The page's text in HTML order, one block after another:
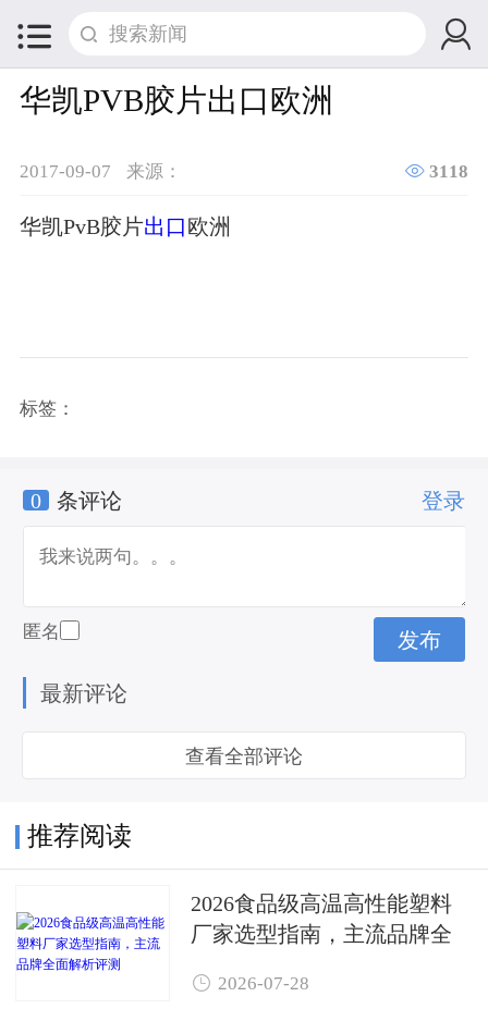
 
华凯PVB胶片出口欧洲
2017-09-07 来源：  3118
华凯PvB胶片出口 欧洲
标签：
0 条评论 登录
匿名
最新评论
查看全部评论
推荐阅读
2026食品级高温高性能塑料
厂家选型指南，主流品牌全
 2026-07-28